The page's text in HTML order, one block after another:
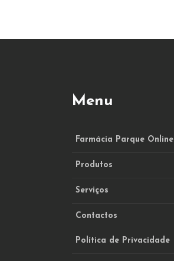
Menu
Farmácia Parque Online
Produtos
Serviços
Contactos
Política de Privacidade